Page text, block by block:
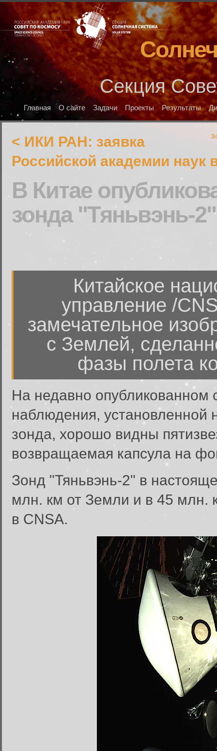
Секция
Главная О сайте Задачи Проекты Результаты
< ИКИ РАН: заявка
Российской академии наук
В Китае
зонда "Тяньвэнь-
Китайское
управление /
замечательное
с Землей,
фазы полета
На недавно опубликованном
наблюдения, установленной
зонда, хорошо видны
возвращаемая капсула на
Зонд "Тяньвэнь-2" в
млн. км от Земли и в 45 млн.
в CNSA.